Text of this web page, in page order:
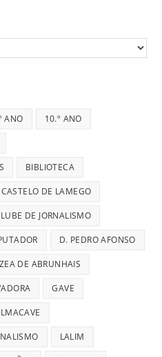
ANO 10.º ANO
BIBLIOTECA
CASTELO DE LAMEGO
DE JORNALISMO
D. PEDRO AFONSO
DE ABRUNHAIS
GAVE
LALIM